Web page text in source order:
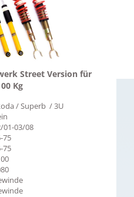
Street Version für
Kg
/ Superb / 3U
01-03/08
75
75